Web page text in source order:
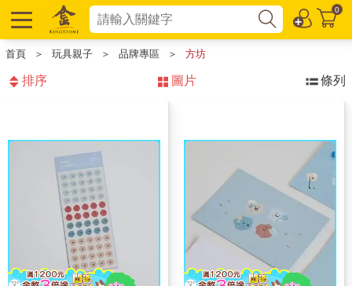
0
首頁 ＞ 玩具親子 ＞ 品牌專區 ＞ 方坊
排序 圖片 條列